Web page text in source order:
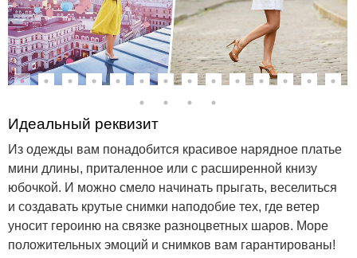
Идеальный реквизит
Из одежды вам понадобится красивое нарядное платье
мини длины, приталенное или с расширенной книзу
юбочкой. И можно смело начинать прыгать, веселиться
и создавать крутые снимки наподобие тех, где ветер
уносит героиню на связке разноцветных шаров. Море
положительных эмоций и снимков вам гарантированы!